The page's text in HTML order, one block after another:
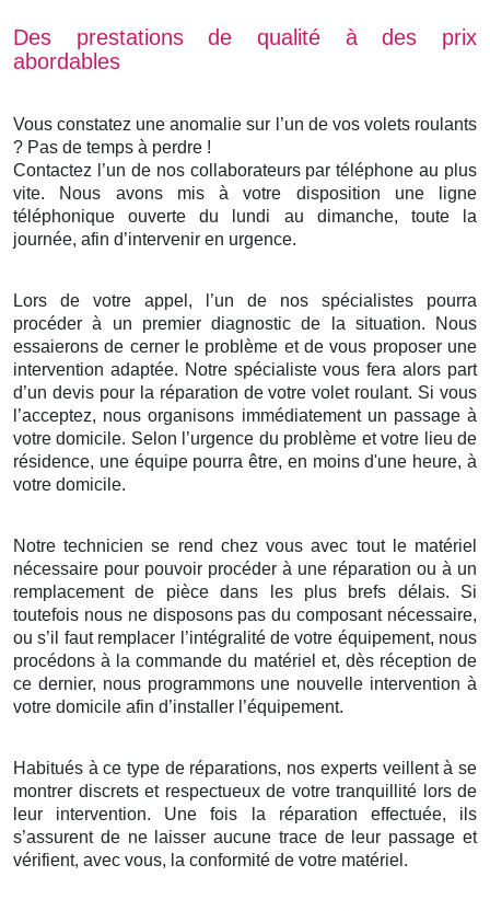
Des prestations de qualité à des prix
abordables
Vous constatez une anomalie sur l’un de vos volets roulants
? Pas de temps à perdre !
Contactez l’un de nos collaborateurs par téléphone au plus
vite. Nous avons mis à votre disposition une ligne
téléphonique ouverte du lundi au dimanche, toute la
journée, afin d’intervenir en urgence.
Lors de votre appel, l’un de nos spécialistes pourra
procéder à un premier diagnostic de la situation. Nous
essaierons de cerner le problème et de vous proposer une
intervention adaptée. Notre spécialiste vous fera alors part
d’un devis pour la réparation de votre volet roulant. Si vous
l’acceptez, nous organisons immédiatement un passage à
votre domicile. Selon l’urgence du problème et votre lieu de
résidence, une équipe pourra être, en moins d'une heure, à
votre domicile.
Notre technicien se rend chez vous avec tout le matériel
nécessaire pour pouvoir procéder à une réparation ou à un
remplacement de pièce dans les plus brefs délais. Si
toutefois nous ne disposons pas du composant nécessaire,
ou s’il faut remplacer l’intégralité de votre équipement, nous
procédons à la commande du matériel et, dès réception de
ce dernier, nous programmons une nouvelle intervention à
votre domicile afin d’installer l’équipement.
Habitués à ce type de réparations, nos experts veillent à se
montrer discrets et respectueux de votre tranquillité lors de
leur intervention. Une fois la réparation effectuée, ils
s’assurent de ne laisser aucune trace de leur passage et
vérifient, avec vous, la conformité de votre matériel.